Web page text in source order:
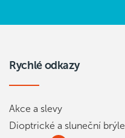
Rychlé odkazy
Akce a slevy
Dioptrické a sluneční brýle